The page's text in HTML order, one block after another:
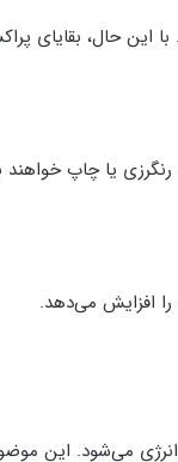
این حال، بقایای
یا چاپ
را افزایش می‌دهد.
می‌شود. این